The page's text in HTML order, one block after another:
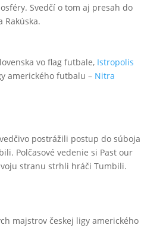
Svedčí o tom aj presah do
Rakúska.
vo flag futbale, Istropolis
amerického futbalu – Nitra
postrážili postup do súboja
Polčasové vedenie si Past our
stranu strhli hráči Tumbili.
majstrov českej ligy amerického